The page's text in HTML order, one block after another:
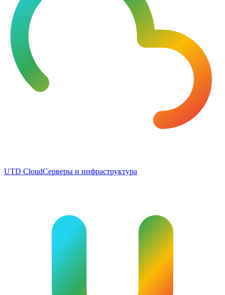
UTD CloudСерверы и инфраструктура